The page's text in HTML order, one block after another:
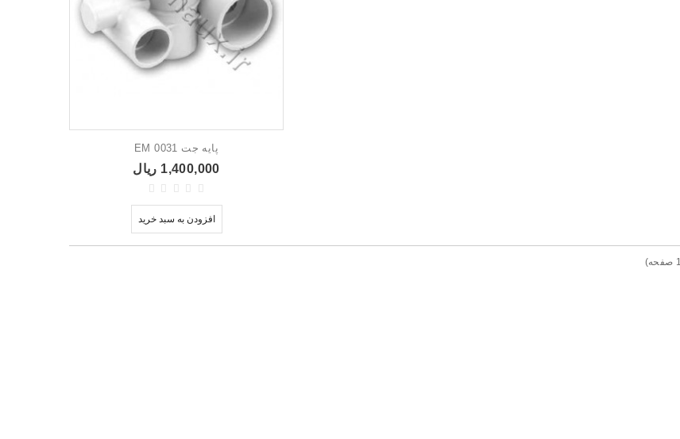
پایه جت EM 0031
1,400,000 ریال
افزودن به سبد خرید